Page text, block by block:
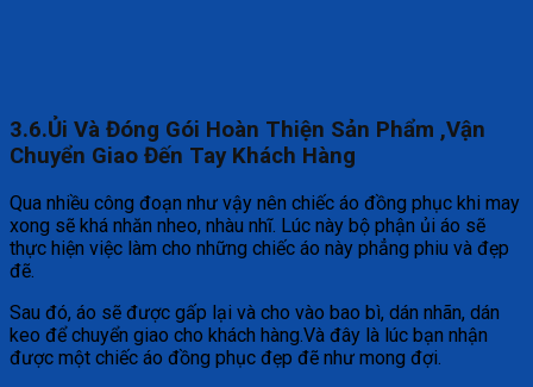
3.6.Ủi Và Đóng Gói Hoàn Thiện Sản Phẩm ,Vận
Chuyển Giao Đến Tay Khách Hàng
Qua nhiều công đoạn như vậy nên chiếc áo đồng phục khi may
xong sẽ khá nhăn nheo, nhàu nhĩ. Lúc này bộ phận ủi áo sẽ
thực hiện việc làm cho những chiếc áo này phẳng phiu và đẹp
đẽ.
Sau đó, áo sẽ được gấp lại và cho vào bao bì, dán nhãn, dán
keo để chuyển giao cho khách hàng.Và đây là lúc bạn nhận
được một chiếc áo đồng phục đẹp đẽ như mong đợi.